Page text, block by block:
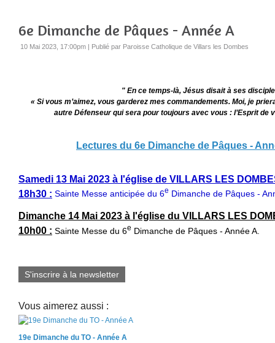
6e Dimanche de Pâques - Année A
10 Mai 2023, 17:00pm | Publié par Paroisse Catholique de Villars les Dombes
" En ce temps-là, Jésus disait à ses
« Si vous m’aimez, vous garderez mes commandements. Moi, je
autre Défenseur qui sera pour toujours avec vous : l’Esprit de
Lectures du 6e Dimanche de Pâques -
Samedi 13 Mai 2023 à l'église de VILLARS LES
18h30 : Sainte Messe anticipée du 6e Dimanche de Pâques -
Dimanche 14 Mai 2023 à l'église du VILLARS LES
10h00 : Sainte Messe du 6e Dimanche de Pâques - Année A.
S'inscrire à la newsletter
Vous aimerez aussi :
19e Dimanche du TO - Année A